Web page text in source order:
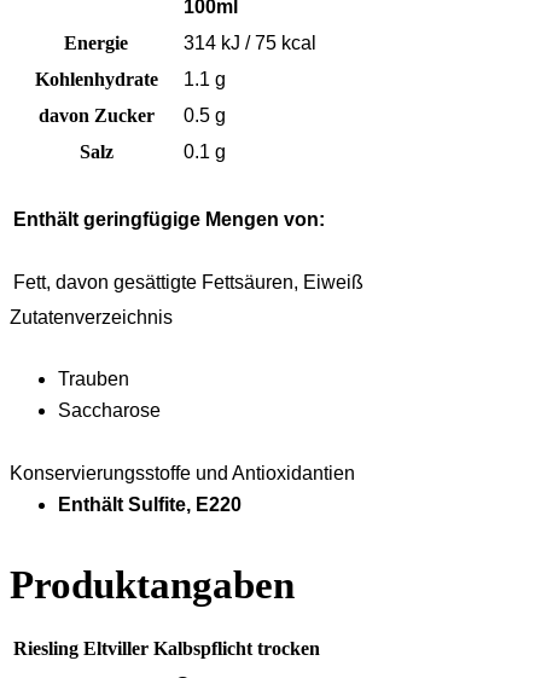
100ml
Energie
314 kJ / 75 kcal
Kohlenhydrate
1.1 g
davon Zucker
0.5 g
Salz
0.1 g
Enthält geringfügige Mengen von:
Fett, davon gesättigte Fettsäuren, Eiweiß
Zutatenverzeichnis
Trauben
Saccharose
Konservierungsstoffe und Antioxidantien
Enthält Sulfite, E220
Produktangaben
Riesling Eltviller Kalbspflicht trocken